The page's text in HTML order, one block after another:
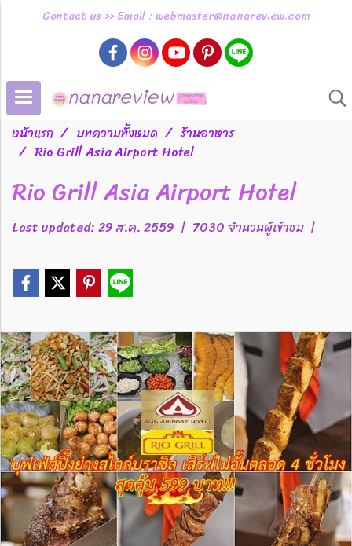
Contact us >> Email : webmaster@nanareview.com
หน้าแรก บทความทั้งหมด
ร้านอาหาร
Rio Grill Asia Airport Hotel
Rio Grill Asia Airport Hotel
Last updated: 29 ส.ค. 2559 | 7030 จำนวนผู้เข้าชม |